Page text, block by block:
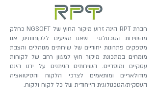
חברת RPT הינה זרוע מיקור החוץ של NGSOFT כחלק
מהשירות הטכנולוגי שאנו מציעים ללקוחותינו, אנו
מספקים פתרונות יחודיים של שירותים מנוהלים והצבת
מומחים במתכונת מיקור חוץ למגוון רחב של לקוחות
עסקיים ומוסדיים. השירותים הניתנים על ידנו הינם
מודולאריים ומותאמים לצרכי הלקוח והסיטואציה
העסקית/הטכנולוגית הייחודית של כל לקוח ולקוח.